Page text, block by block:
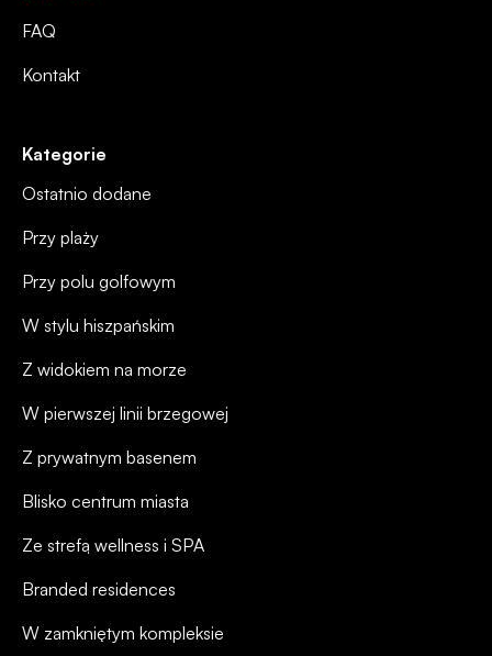
FAQ
Kontakt
Kategorie
Ostatnio dodane
Przy plaży
Przy polu golfowym
W stylu hiszpańskim
Z widokiem na morze
W pierwszej linii brzegowej
Z prywatnym basenem
Blisko centrum miasta
Ze strefą wellness i SPA
Branded residences
W zamkniętym kompleksie